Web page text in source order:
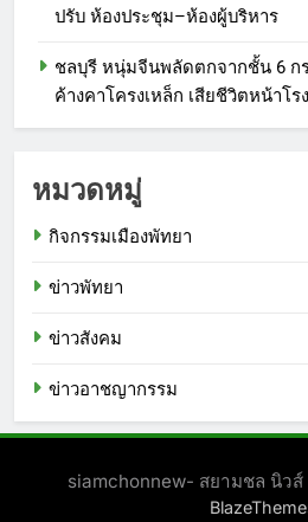
ปรับ ห้องประชุม–ห้องผู้บริหาร
ชลบุรี หนุ่มจีนพลัดตกจากชั้น 6 ก
ค้างคาโครงเหล็ก เสียชีวิตหน้าโร
หมวดหมู่
กิจกรรมเมืองพัทยา
ข่าวพัทยา
ข่าวสังคม
ข่าวอาชญากรรม
siamchonnew- สยามชล นิวส์